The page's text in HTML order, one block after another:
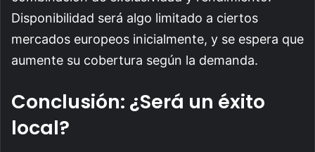
Disponibilidad será algo limitado a ciertos
mercados europeos inicialmente, y se espera que
aumente su cobertura según la demanda.
Conclusión: ¿Será un éxito
local?